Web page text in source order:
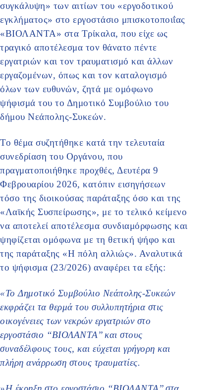
συγκάλυψη» των αιτίων του «εργοδοτικού
εγκλήματος» στο εργοστάσιο μπισκοτοποιΐας
«ΒΙΟΛΑΝΤΑ» στα Τρίκαλα, που είχε ως
τραγικό αποτέλεσμα τον θάνατο πέντε
εργατριών και τον τραυματισμό και άλλων
εργαζομένων, όπως και τον καταλογισμό
όλων των ευθυνών, ζητά με ομόφωνο
ψήφισμά του το Δημοτικό Συμβούλιο του
δήμου Νεάπολης-Συκεών.
Το θέμα συζητήθηκε κατά την τελευταία
συνεδρίαση του Οργάνου, που
πραγματοποιήθηκε προχθές, Δευτέρα 9
Φεβρουαρίου 2026, κατόπιν εισηγήσεων
τόσο της διοικούσας παράταξης όσο και της
«Λαϊκής Συσπείρωσης», με το τελικό κείμενο
να αποτελεί αποτέλεσμα συνδιαμόρφωσης και
ψηφίζεται ομόφωνα με τη θετική ψήφο και
της παράταξης «Η πόλη αλλιώς». Αναλυτικά
το ψήφισμα (23/2026) αναφέρει τα εξής:
«Το Δημοτικό Συμβούλιο Νεάπολης-Συκεών
εκφράζει τα θερμά του συλλυπητήρια στις
οικογένειες των νεκρών εργατριών στο
εργοστάσιο ‘‘ΒΙΟΛΑΝΤΑ’’ και στους
συναδέλφους τους, και εύχεται γρήγορη και
πλήρη ανάρρωση στους τραυματίες.